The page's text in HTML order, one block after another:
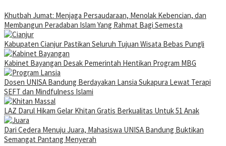
Khutbah Jumat: Menjaga Persaudaraan, Menolak Kebencian, dan
Membangun Peradaban Islam Yang Rahmat Bagi Semesta
Kabupaten Cianjur Pastikan Seluruh Tujuan Wisata Bebas Pungli
Kabinet Bayangan Desak Pemerintah Hentikan Program MBG
Dosen UNISA Bandung Berdayakan Lansia Sukapura Lewat Terapi
SEFT dan Mindfulness Islami
LAZ Darul Hikam Gelar Khitan Gratis Berkualitas Untuk 51 Anak
Dari Cedera Menuju Juara, Mahasiswa UNISA Bandung Buktikan
Semangat Pantang Menyerah